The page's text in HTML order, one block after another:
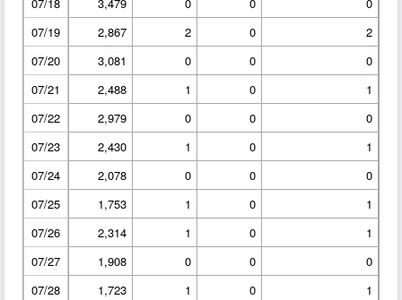
07/19
2,867 2 0
2
07/20
3,081 0 0
0
07/21
2,488 1 0
1
07/22
2,979 0 0
0
07/23
2,430 1 0
1
07/24
2,078 0 0
0
07/25
1,753 1 0
1
07/26
2,314 1 0
1
07/27
1,908 0 0
0
07/28
1,723 1 0
1